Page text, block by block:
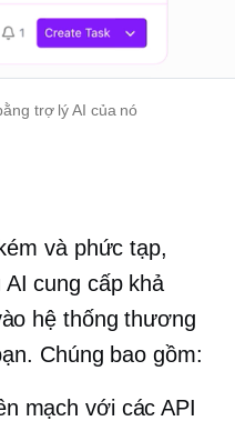
trợ lý AI của nó
và phức tạp,
cung cấp khả
hệ thống thương
Chúng bao gồm:
mạch với các API